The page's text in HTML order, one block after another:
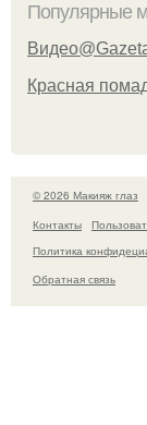
Популярные
Красная
© 2026 Макияж глаз
Контакты
Политика
Обратная связь